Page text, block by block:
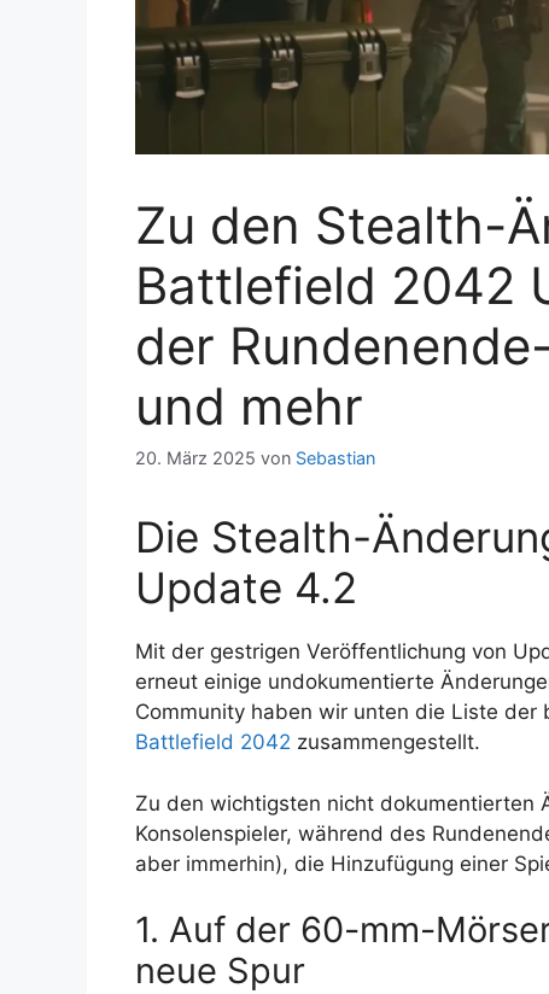
Zu den Stealth-
Battlefield 2042
der
und mehr
20. März 2025 von Sebastian
Die Stealth-
Update 4.2
Mit der gestrigen Veröffentlichung von
erneut einige undokumentierte
Community haben wir unten die Liste
Battlefield 2042 zusammengestellt.
Zu den wichtigsten nicht dokumentierten
Konsolenspieler, während des
aber immerhin), die Hinzufügung einer
1. Auf der 60-mm-
neue Spur